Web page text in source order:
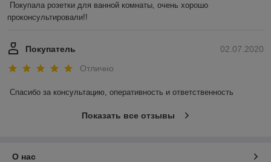
Покупала розетки для ванной комнаты, очень хорошо
проконсультировали!!
02.07.2020
Покупатель
Отлично
Спасибо за консультацию, оперативность и ответственность
Показать все отзывы
О нас